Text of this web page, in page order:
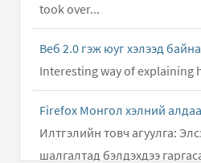
took over...
Веб 2.0 гэж юуг хэлээд
Interesting way of explaining
Firefox Монгол хэлний
Илтгэлийн товч агуулга:
шалгалтад бэлдэхдээ